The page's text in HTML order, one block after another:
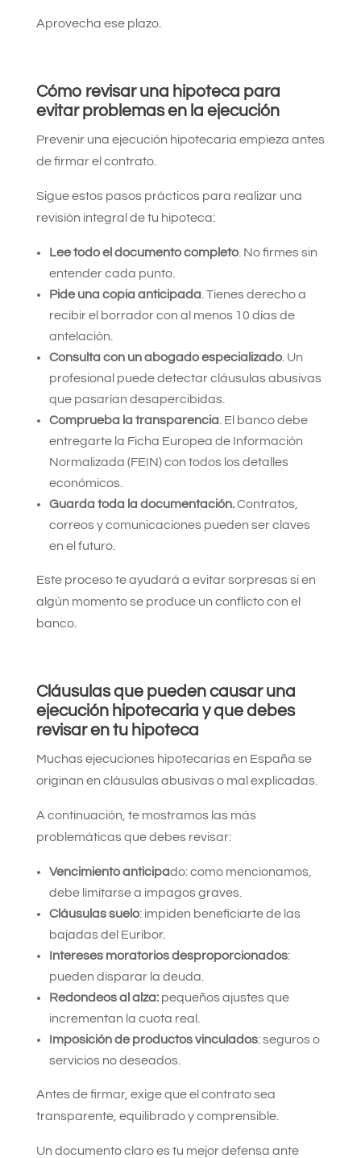
Aprovecha ese plazo.
Cómo revisar una hipoteca para
evitar problemas en la ejecución
Prevenir una ejecución hipotecaria empieza antes
de firmar el contrato.
Sigue estos pasos prácticos para realizar una
revisión integral de tu hipoteca:
Lee todo el documento completo. No firmes sin
entender cada punto.
Pide una copia anticipada . Tienes derecho a
recibir el borrador con al menos 10 días de
antelación.
Consulta con un abogado especializado. Un
profesional puede detectar cláusulas abusivas
que pasarían desapercibidas.
Comprueba la transparencia . El banco debe
entregarte la Ficha Europea de Información
Normalizada (FEIN) con todos los detalles
económicos.
Guarda toda la documentación.Contratos,
correos y comunicaciones pueden ser claves
en el futuro.
Este proceso te ayudará a evitar sorpresas si en
algún momento se produce un conflicto con el
banco.
Cláusulas que pueden causar una
ejecución hipotecaria y que debes
revisar en tu hipoteca
Muchas ejecuciones hipotecarias en España se
originan en cláusulas abusivas o mal explicadas.
A continuación, te mostramos las más
problemáticas que debes revisar:
Vencimiento anticipado: como mencionamos,
debe limitarse a impagos graves.
Cláusulas suelo: impiden beneficiarte de las
bajadas del Euríbor.
Intereses moratorios desproporcionados:
pueden disparar la deuda.
Redondeos al alza:pequeños ajustes que
incrementan la cuota real.
Imposición de productos vinculados: seguros o
servicios no deseados.
Antes de firmar, exige que el contrato sea
transparente, equilibrado y comprensible.
Un documento claro es tu mejor defensa ante